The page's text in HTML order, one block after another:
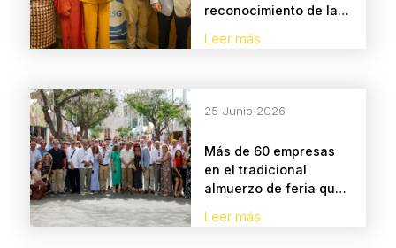
reconocimiento de la
Leer más
Más de 60 empresas
en el tradicional
almuerzo de feria que
25 Junio 2026
Leer más